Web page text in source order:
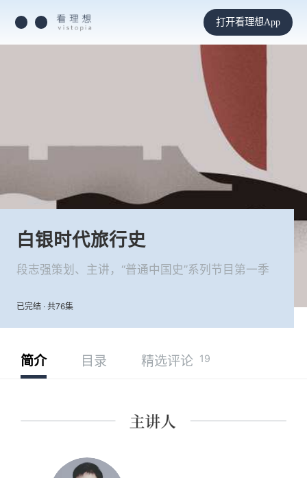
打开看理想App
白银时代旅行史
段志强策划、主讲，“普通中国史”系列节目第一季
已完结 · 共76集
简介 目录 精选评论 19